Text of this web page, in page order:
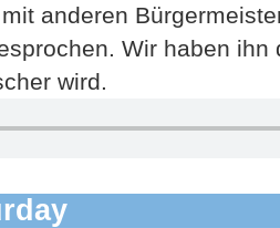
anderen
Wir haben ihn
wird.